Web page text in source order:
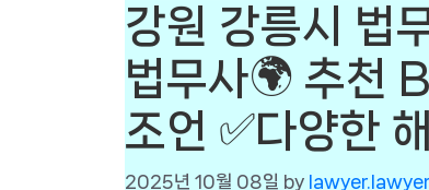
강원 강릉시 법
법무사🌍 추천
조언 ✅다양한
2025년 10월 08일 by